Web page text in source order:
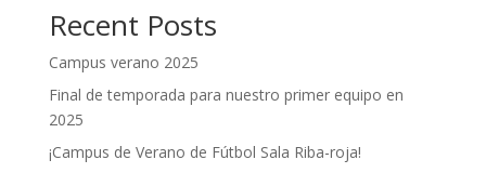
Recent Posts
Campus verano 2025
Final de temporada para nuestro primer equipo en
2025
¡Campus de Verano de Fútbol Sala Riba-roja!